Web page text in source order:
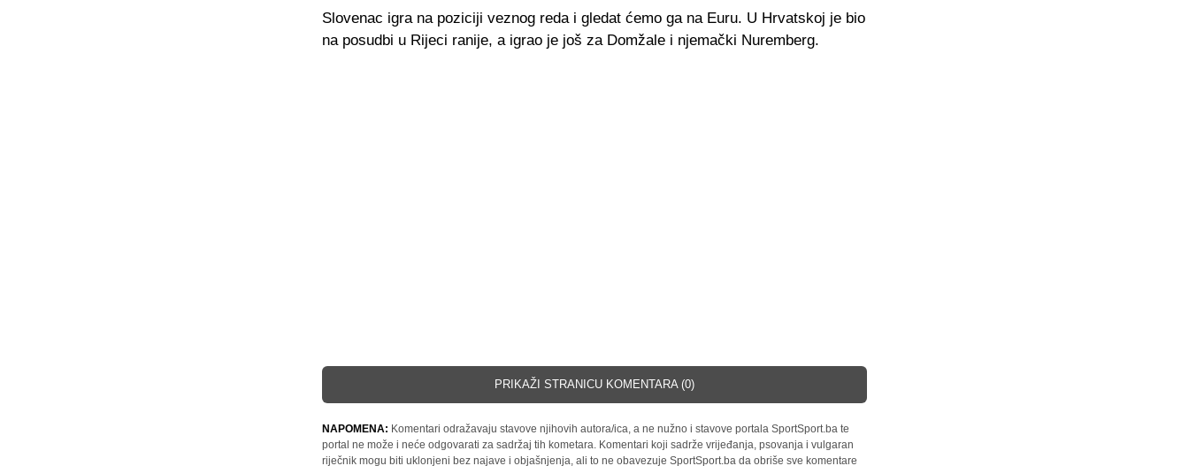
Slovenac igra na poziciji veznog reda i gledat ćemo ga na Euru. U Hrvatskoj je bio
na posudbi u Rijeci ranije, a igrao je još za Domžale i njemački Nuremberg.
PRIKAŽI STRANICU KOMENTARA (0)
NAPOMENA: Komentari odražavaju stavove njihovih autora/ica, a ne nužno i stavove portala SportSport.ba te
portal ne može i neće odgovarati za sadržaj tih kometara. Komentari koji sadrže vrijeđanja, psovanja i vulgaran
riječnik mogu biti uklonjeni bez najave i objašnjenja, ali to ne obavezuje SportSport.ba da obriše sve komentare